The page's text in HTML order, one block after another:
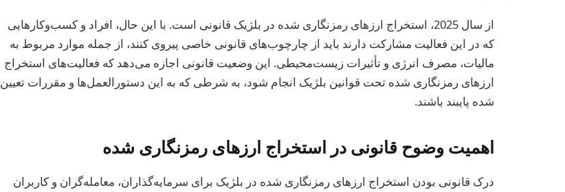
از سال 2025، استخراج ارزهای رمزنگاری شده در بلژیک قانونی است. با این حال، افراد و کسب‌وکارهایی
که در این فعالیت مشارکت دارند باید از چارچوب‌های قانونی خاصی پیروی کنند، از جمله موارد مربوط به
مالیات، مصرف انرژی و تأثیرات زیست‌محیطی. این وضعیت قانونی اجازه می‌دهد که فعالیت‌های استخراج
ارزهای رمزنگاری شده تحت قوانین بلژیک انجام شود، به شرطی که به این دستورالعمل‌ها و مقررات تعیین
شده پایبند باشند.
اهمیت وضوح قانونی در استخراج ارزهای رمزنگاری شده
درک قانونی بودن استخراج ارزهای رمزنگاری شده در بلژیک برای سرمایه‌گذاران، معامله‌گران و کاربران